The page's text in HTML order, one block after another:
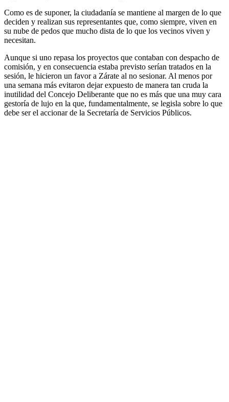
Como es de suponer, la ciudadanía se mantiene al margen de lo que
deciden y realizan sus representantes que, como siempre, viven en
su nube de pedos que mucho dista de lo que los vecinos viven y
necesitan.
Aunque si uno repasa los proyectos que contaban con despacho de
comisión, y en consecuencia estaba previsto serían tratados en la
sesión, le hicieron un favor a Zárate al no sesionar. Al menos por
una semana más evitaron dejar expuesto de manera tan cruda la
inutilidad del Concejo Deliberante que no es más que una muy cara
gestoría de lujo en la que, fundamentalmente, se legisla sobre lo que
debe ser el accionar de la Secretaría de Servicios Públicos.